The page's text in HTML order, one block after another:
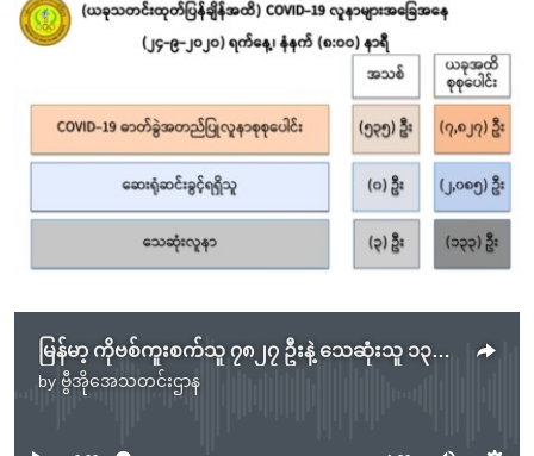
မြန်မာ့ ကိုဗစ်ကူးစက်သူ ၇၈၂၇ ဦးနဲ့ သေဆုံးသူ ၁၃၃ ဦး ထိ တိုးလာ
by ဗွီအိုအေသတင်းဌာန
No media source currently available